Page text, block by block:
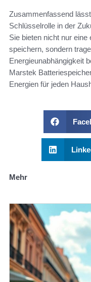
Zusammenfassend
Schlüsselrolle in der
Sie bieten nicht nur
speichern, sondern
Energieunabhängigkeit
Marstek
Energien für jeden
Mehr